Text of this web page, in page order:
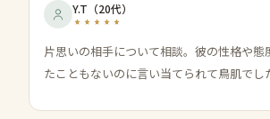
Y.T （20代）
片思いの相手について相談。彼の性格や態
たこともないのに言い当てられて鳥肌でし